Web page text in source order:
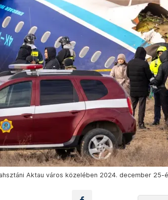
Aktau város közelében 2024. december 25-